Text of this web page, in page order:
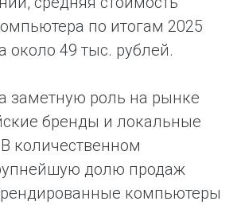
по итогам 2025
около 49 тыс. рублей.
заметную роль на рынке
бренды и локальные
количественном
долю продаж
компьютеры